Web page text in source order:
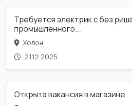
Требуется электрик с без
промышленного...
Холон
21.12.2025
Открыта вакансия в магазине